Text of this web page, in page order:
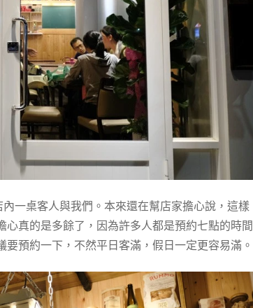
一桌客人與我們。本來還在幫店家擔心說，這樣
真的是多餘了，因為許多人都是預約七點的時間
預約一下，不然平日客滿，假日一定更容易滿。